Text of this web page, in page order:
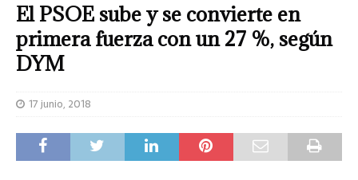
El PSOE sube y se convierte en
primera fuerza con un 27 %, según
DYM
17 junio, 2018